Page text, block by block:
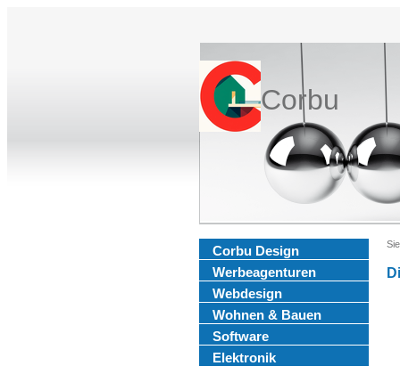
Corbu
Corbu Design
Werbeagenturen
Webdesign
Wohnen & Bauen
Software
Elektronik